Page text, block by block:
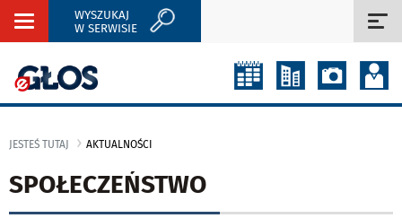
Rozwiń
WYSZUKAJ
W SERWISIE
JESTEŚ TUTAJ AKTUALNOŚCI
SPOŁECZEŃSTWO